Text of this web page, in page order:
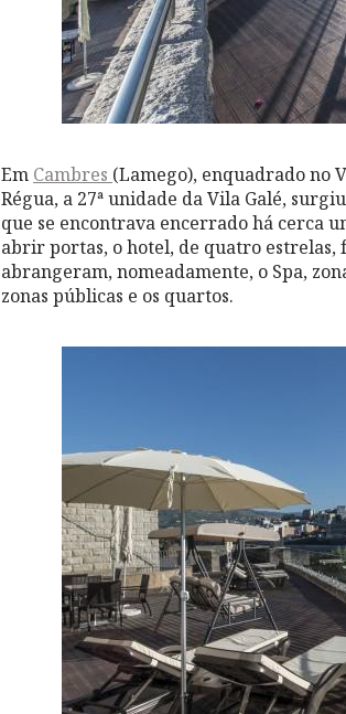
Em Cambres (Lamego), enquadrado no
Régua, a 27ª unidade da Vila Galé,
que se encontrava encerrado há cerca
abrir portas, o hotel, de quatro estrelas,
abrangeram, nomeadamente, o Spa,
zonas públicas e os quartos.